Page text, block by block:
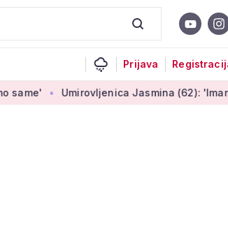
Prijava
Umirovljenica Jasmina (62): 'Imam